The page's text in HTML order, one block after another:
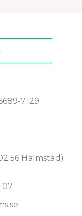
7129
56 Halmstad)
07